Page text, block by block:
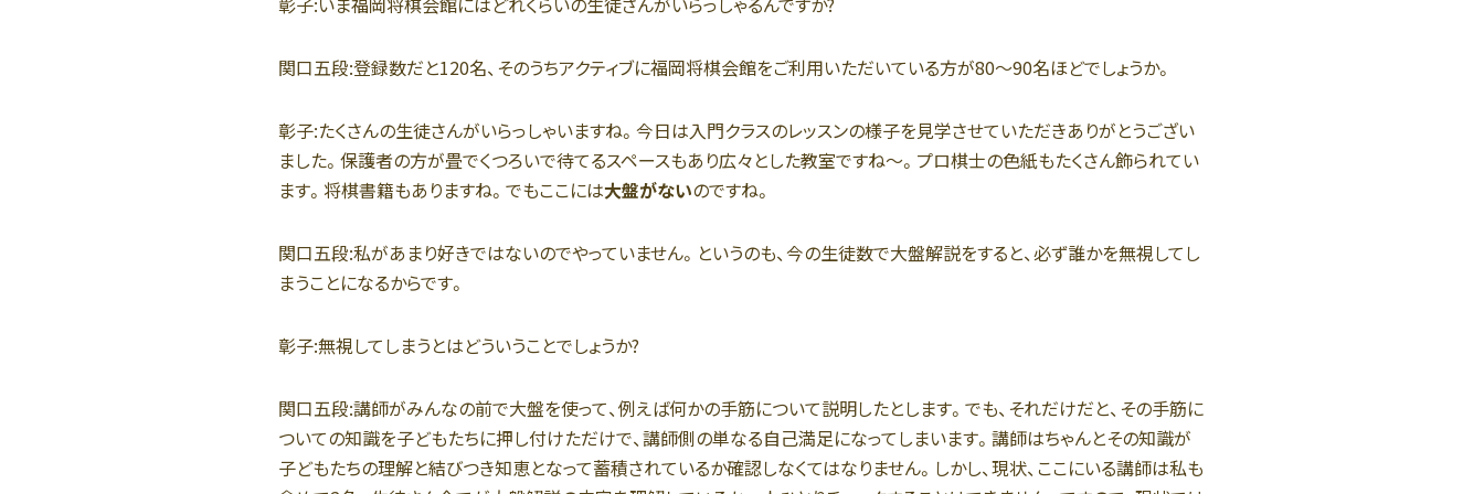
関口五段:登録数だと120名、そのうちアクティブに福岡将棋会館をご利用いただいている方が80〜90名ほどでしょうか。
彰子:たくさんの生徒さんがいらっしゃいますね。今日は入門クラスのレッスンの様子を見学させていただきありがとうござい
ました。保護者の方が畳でくつろいで待てるスペースもあり広々とした教室ですね〜。プロ棋士の色紙もたくさん飾られてい
ます。将棋書籍もありますね。でもここには大盤がないのですね。
関口五段:私があまり好きではないのでやっていません。というのも、今の生徒数で大盤解説をすると、必ず誰かを無視してし
まうことになるからです。
彰子:無視してしまうとはどういうことでしょうか?
関口五段:講師がみんなの前で大盤を使って、例えば何かの手筋について説明したとします。でも、それだけだと、その手筋に
ついての知識を子どもたちに押し付けただけで、講師側の単なる自己満足になってしまいます。講師はちゃんとその知識が
子どもたちの理解と結びつき知恵となって蓄積されているか確認しなくてはなりません。しかし、現状、ここにいる講師は私も